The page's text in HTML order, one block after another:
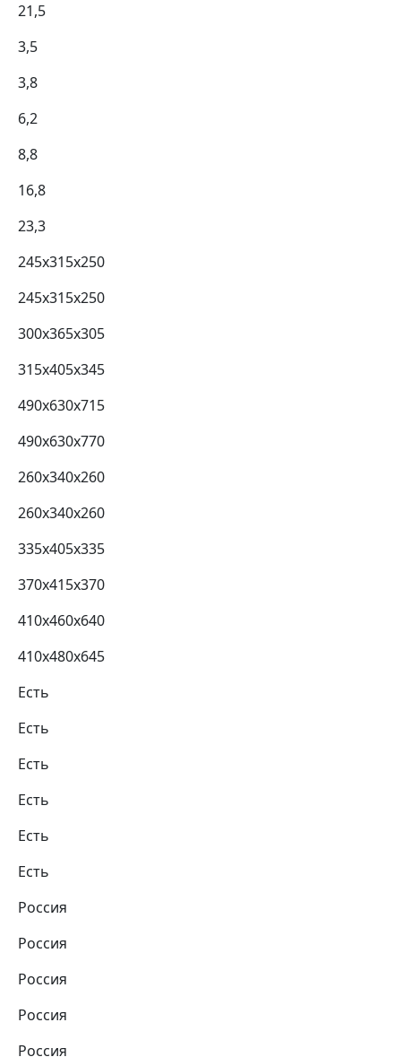
21,5
3,5
3,8
6,2
8,8
16,8
23,3
245x315x250
245x315x250
300х365х305
315х405х345
490х630х715
490х630х770
260x340x260
260x340x260
335х405х335
370х415х370
410х460х640
410х480х645
Есть
Есть
Есть
Есть
Есть
Есть
Россия
Россия
Россия
Россия
Россия